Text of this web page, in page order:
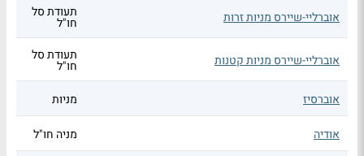
אוברליי-שיירס מניות זרות תעודת סל
חו"ל
אוברליי-שיירס מניות קטנות תעודת סל
חו"ל
אוברסיז
מניות
אודיה מניה חו"ל